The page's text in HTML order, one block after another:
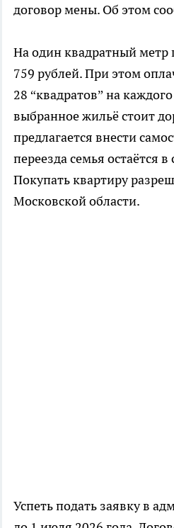
договор мены. Об этом
На один квадратный метр
759 рублей. При этом
28 “квадратов” на
выбранное жильё стоит
предлагается внести
переезда семья остаётся
Покупать квартиру
Московской области.
Успеть подать заявку в